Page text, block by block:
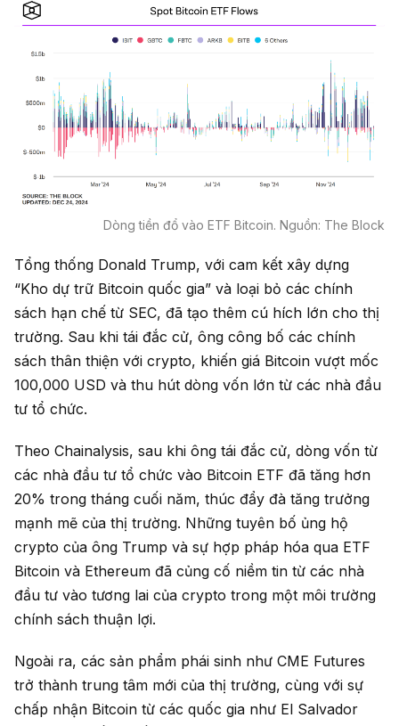
Dòng tiền đổ vào ETF Bitcoin. Nguồn: The Block
Tổng thống Donald Trump, với cam kết xây dựng
“Kho dự trữ Bitcoin quốc gia” và loại bỏ các chính
sách hạn chế từ SEC, đã tạo thêm cú hích lớn cho thị
trường. Sau khi tái đắc cử, ông công bố các chính
sách thân thiện với crypto, khiến giá Bitcoin vượt mốc
100,000 USD và thu hút dòng vốn lớn từ các nhà đầu
tư tổ chức.
Theo Chainalysis, sau khi ông tái đắc cử, dòng vốn từ
các nhà đầu tư tổ chức vào Bitcoin ETF đã tăng hơn
20% trong tháng cuối năm, thúc đẩy đà tăng trưởng
mạnh mẽ của thị trường. Những tuyên bố ủng hộ
crypto của ông Trump và sự hợp pháp hóa qua ETF
Bitcoin và Ethereum đã củng cố niềm tin từ các nhà
đầu tư vào tương lai của crypto trong một môi trường
chính sách thuận lợi.
Ngoài ra, các sản phẩm phái sinh như CME Futures
trở thành trung tâm mới của thị trường, cùng với sự
chấp nhận Bitcoin từ các quốc gia như El Salvador